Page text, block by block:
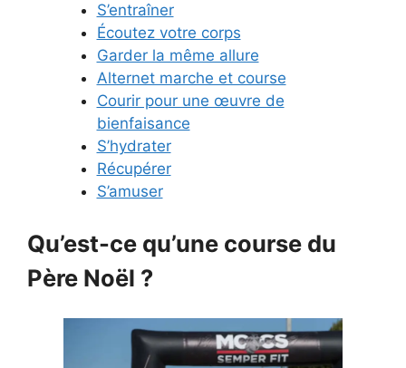
S’entraîner
Écoutez votre corps
Garder la même allure
Alternet marche et course
Courir pour une œuvre de
bienfaisance
S’hydrater
Récupérer
S’amuser
Qu’est-ce qu’une course du
Père Noël ?